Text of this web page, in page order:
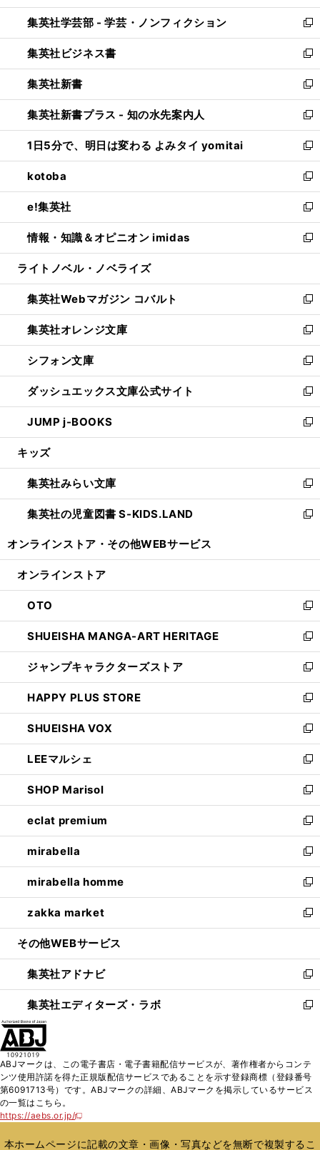
開
く
ウ
で
開
く
ン
ド
ウ
で
開
く
ウ
ィ
ン
ド
ウ
で
開
く
集英社学芸部 - 学芸・ノンフィクション
新
し
い
ウ
ィ
ン
ド
ウ
で
開
く
集英社ビジネス書
新
し
い
ウ
ィ
ン
ド
ウ
で
開
く
集英社新書
新
し
い
ウ
ィ
ン
ド
ウ
で
開
く
集英社新書プラス - 知の水先案内人
新
し
い
ウ
ィ
ン
ド
ウ
で
開
1日5分で、明日は変わる よみタイ yomitai
新
し
い
ウ
ィ
ン
ド
ウ
開
く
kotoba
新
し
い
ウ
ィ
ン
ウ
で
開
く
e!集英社
新
し
い
ウ
ン
ド
ウ
で
開
く
情報・知識＆オピニオン imidas
新
し
ウ
ィ
ン
ド
ウ
で
開
く
ライトノベル・ノベライズ
集英社Webマガジン コバルト
新
し
い
ウ
ィ
ン
ド
ウ
で
開
集英社オレンジ文庫
新
し
い
ウ
ィ
ン
ド
ウ
開
く
シフォン文庫
新
し
い
ウ
ィ
ン
ウ
で
開
く
ダッシュエックス文庫公式サイト
新
し
い
ウ
ン
ド
ウ
で
JUMP j-BOOKS
新
し
ウ
ィ
ン
ド
開
キッズ
集英社みらい文庫
新
し
い
ン
ウ
で
開
く
集英社の児童図書 S-KIDS.LAND
新
ウ
ン
ド
ウ
で
開
く
オンラインストア・ その他WEBサービス
オンラインストア
OTO
新
し
い
ウ
ィ
ン
ド
ウ
で
開
く
SHUEISHA MANGA-ART HERITAGE
新
し
い
ウ
ィ
ン
ド
ウ
で
開
く
ジャンプキャラクターズストア
新
し
い
ウ
ィ
ン
ド
ウ
で
開
く
HAPPY PLUS STORE
新
し
い
ウ
ィ
ン
ド
ウ
で
開
く
SHUEISHA VOX
新
し
い
ウ
ィ
ン
ド
ウ
で
開
く
LEEマルシェ
新
し
い
ウ
ィ
ン
ド
ウ
で
開
く
SHOP Marisol
新
し
い
ウ
ィ
ン
ド
ウ
で
開
eclat premium
新
し
い
ウ
ィ
ン
ド
ウ
開
く
mirabella
新
し
い
ウ
ィ
ン
ウ
で
開
く
mirabella homme
新
し
い
ウ
ン
ド
ウ
で
zakka market
新
し
ウ
ィ
ン
ド
く
その他WEBサービス
集英社アドナビ
新
し
い
ド
ウ
で
集英社エディターズ・ラボ
新
ィ
ン
ド
開
ABJマークは、この電子書店・電子書籍配信サービスが、著作権者からコンテ
ンツ使用許諾を得た正規版配信サービスであることを示す登録商標（登録番号
第6091713号）です。ABJマークの詳細、ABJマークを掲示しているサービス
の一覧はこちら。
https://aebs.or.jp/
新
い
本ホームページに記載の文章・画像・写真などを無断で複製するこ